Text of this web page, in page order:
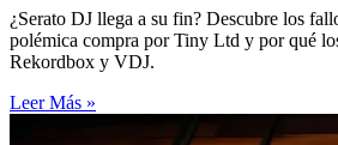
¿Serato DJ llega a su fin? Descubre los
polémica compra por Tiny Ltd y por qué
Rekordbox y VDJ.
Leer Más »